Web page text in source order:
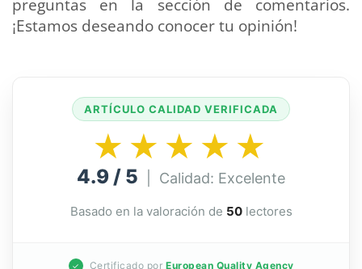
preguntas en la sección de comentarios.
¡Estamos deseando conocer tu opinión!
ARTÍCULO CALIDAD VERIFICADA
★★★★★
4.9 / 5 | Calidad: Excelente
Basado en la valoración de 50lectores
✓ Certificado por European Quality Agency